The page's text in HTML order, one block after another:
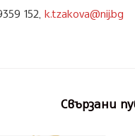
152, k.tzakova@nij.bg
Свързани